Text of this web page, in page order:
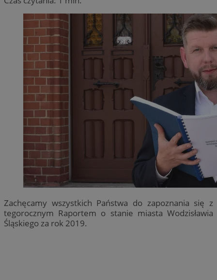
Zachęcamy wszystkich Państwa do zapoznania się z
tegorocznym Raportem o stanie miasta Wodzisławia
Śląskiego za rok 2019.